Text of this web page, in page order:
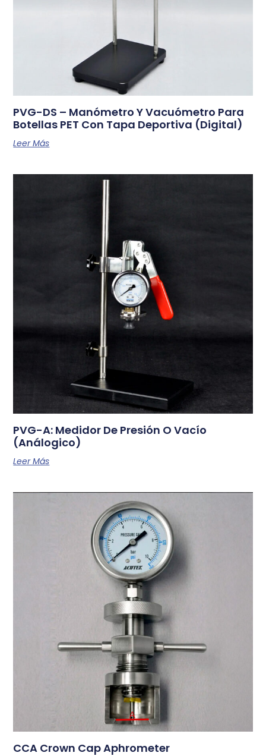
PVG-DS – Manómetro Y Vacuómetro Para
Botellas PET Con Tapa Deportiva (Digital)
Leer Más
PVG-A: Medidor De Presión O Vacío
(Análogico)
Leer Más
CCA Crown Cap Aphrometer